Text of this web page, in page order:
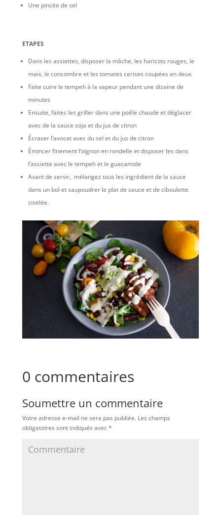
Une pincée de sel
ETAPES
Dans les assiettes, disposer la mâche, les haricots rouges, le
maïs, le concombre et les tomates cerises coupées en deux
Faite cuire le tempeh à la vapeur pendant une dizaine de
minutes
Ensuite, faites les griller dans une poêle chaude et déglacer
avec de la sauce soja et du jus de citron
Écraser l’avocat avec du sel et du jus de citron
Émincer finement l’oignon en rondelle et disposer les dans
l’assiette avec le tempeh et le guacamole
Avant de servir, mélangez tous les ingrédient de la sauce
dans un bol et saupoudrer le plat de sauce et de ciboulette
ciselée.
0 commentaires
Soumettre un commentaire
Votre adresse e-mail ne sera pas publiée.Les champs
obligatoires sont indiqués avec*